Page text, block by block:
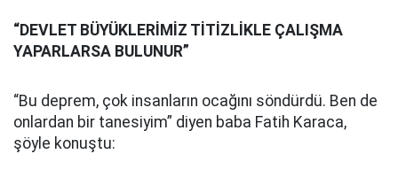
“DEVLET BÜYÜKLERİMİZ TİTİZLİKLE ÇALIŞMA
YAPARLARSA BULUNUR”
“Bu deprem, çok insanların ocağını söndürdü. Ben de
onlardan bir tanesiyim” diyen baba Fatih Karaca,
şöyle konuştu: